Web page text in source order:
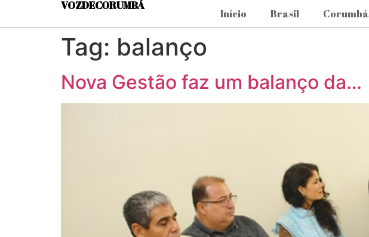
VOZDECORUMBÁ
Início Brasil Corumbá
Tag: balanço
Nova Gestão faz um balanço da…